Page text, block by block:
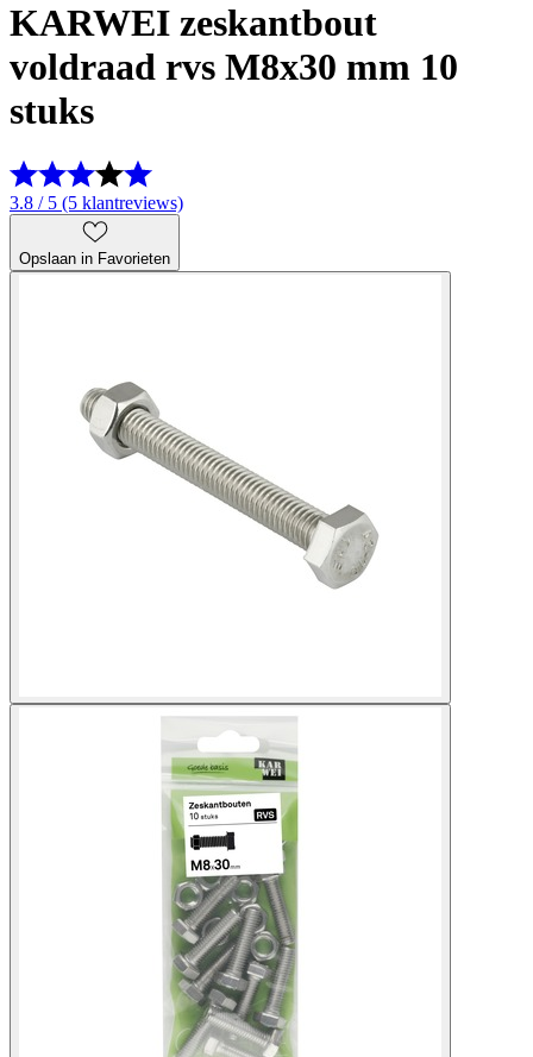
KARWEI zeskantbout
voldraad rvs M8x30 mm 10
stuks
3.8 / 5 (5 klantreviews)
Opslaan in Favorieten